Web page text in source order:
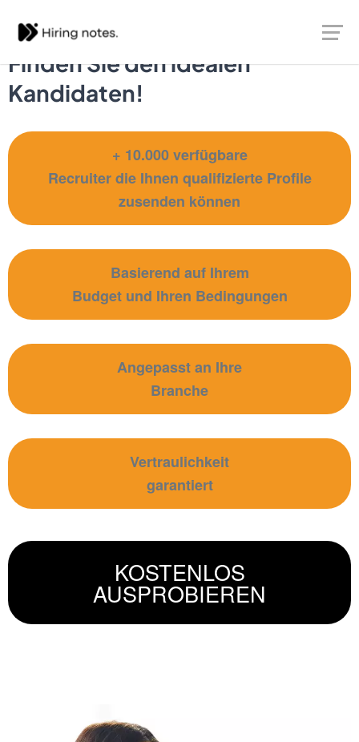
Finden Sie den idealen
Kandidaten!
+ 10.000 verfügbare
Recruiter die Ihnen qualifizierte Profile
zusenden können
Basierend auf Ihrem
Budget und Ihren Bedingungen
Angepasst an Ihre
Branche
Vertraulichkeit
garantiert
KOSTENLOS
AUSPROBIEREN